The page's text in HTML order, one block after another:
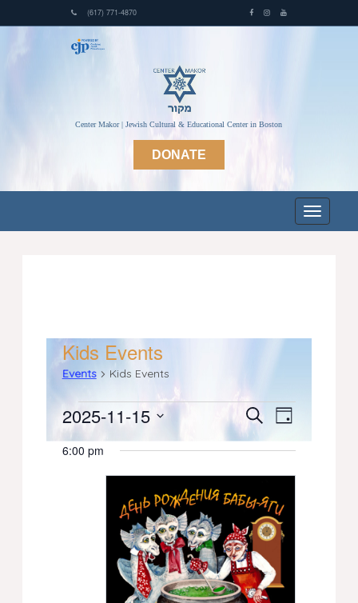
(617) 771-4870
Center Makor | Jewish Cultural & Educational Center in Boston
DONATE
Kids Events
Events Kids Events
Events
for
November
Events
Search
and
Views
Navigation
SearchEvent
Views
Day
2025-11-15
Select
date.
6:00 pm